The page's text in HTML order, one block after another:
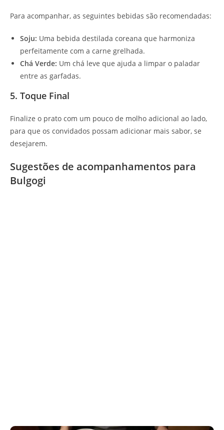
Para acompanhar, as seguintes bebidas são recomendadas:
Soju: Uma bebida destilada coreana que harmoniza
perfeitamente com a carne grelhada.
Chá Verde: Um chá leve que ajuda a limpar o paladar
entre as garfadas.
5. Toque Final
Finalize o prato com um pouco de molho adicional ao lado,
para que os convidados possam adicionar mais sabor, se
desejarem.
Sugestões de acompanhamentos para
Bulgogi